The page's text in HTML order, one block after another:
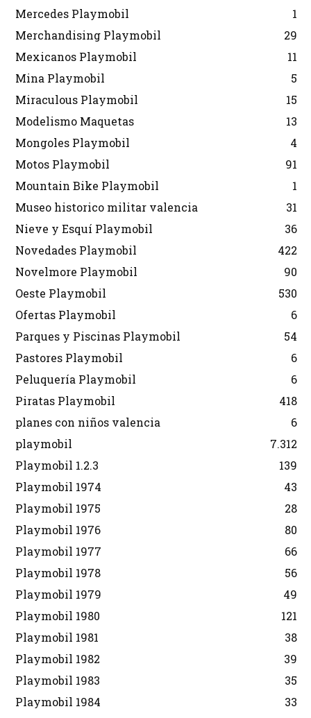
Mercedes Playmobil
1
Merchandising Playmobil
29
Mexicanos Playmobil
11
Mina Playmobil
5
Miraculous Playmobil
15
Modelismo Maquetas
13
Mongoles Playmobil
4
Motos Playmobil
91
Mountain Bike Playmobil
1
Museo historico militar valencia
31
Nieve y Esquí Playmobil
36
Novedades Playmobil
422
Novelmore Playmobil
90
Oeste Playmobil
530
Ofertas Playmobil
6
Parques y Piscinas Playmobil
54
Pastores Playmobil
6
Peluquería Playmobil
6
Piratas Playmobil
418
planes con niños valencia
6
playmobil
7.312
Playmobil 1.2.3
139
Playmobil 1974
43
Playmobil 1975
28
Playmobil 1976
80
Playmobil 1977
66
Playmobil 1978
56
Playmobil 1979
49
Playmobil 1980
121
Playmobil 1981
38
Playmobil 1982
39
Playmobil 1983
35
Playmobil 1984
33